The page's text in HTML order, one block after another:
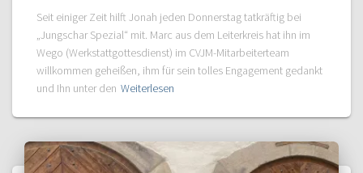
Seit einiger Zeit hilft Jonah jeden Donnerstag tatkräftig bei
„Jungschar Spezial“ mit. Marc aus dem Leiterkreis hat ihn im
Wego (Werkstattgottesdienst) im CVJM-Mitarbeiterteam
willkommen geheißen, ihm für sein tolles Engagement gedankt
und Ihn unter den Weiterlesen